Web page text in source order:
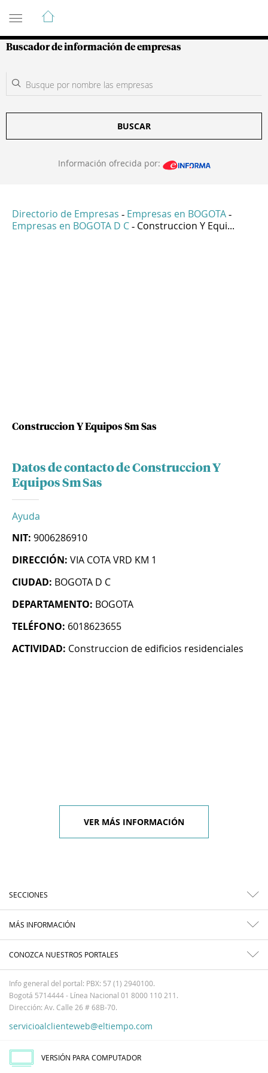
Guía de Empresas Colombianas
Buscador de información de empresas
BUSCAR
Información ofrecida por:
Directorio de Empresas - Empresas en BOGOTA -
Empresas en BOGOTA D C - Construccion Y Equi...
Construccion Y Equipos Sm Sas
Datos de contacto de Construccion Y
Equipos Sm Sas
Ayuda
NIT: 9006286910
DIRECCIÓN: VIA COTA VRD KM 1
CIUDAD: BOGOTA D C
DEPARTAMENTO: BOGOTA
TELÉFONO: 6018623655
ACTIVIDAD: Construccion de edificios residenciales
VER MÁS INFORMACIÓN
SECCIONES
MÁS INFORMACIÓN
CONOZCA NUESTROS PORTALES
Info general del portal: PBX: 57 (1) 2940100.
Bogotá 5714444 - Línea Nacional 01 8000 110 211.
Dirección: Av. Calle 26 # 68B-70.
servicioalclienteweb@eltiempo.com
VERSIÓN PARA COMPUTADOR